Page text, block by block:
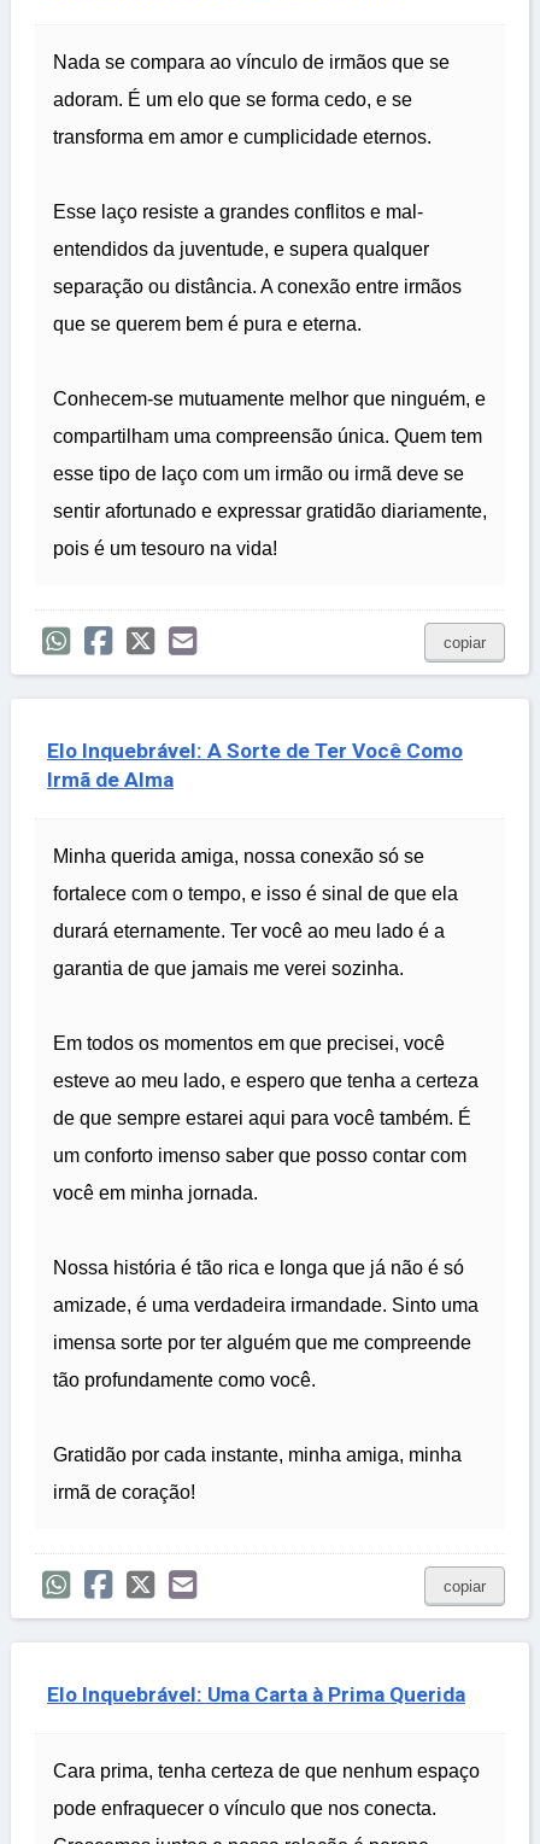
Nada se compara ao vínculo de irmãos que se
adoram. É um elo que se forma cedo, e se
transforma em amor e cumplicidade eternos.
Esse laço resiste a grandes conflitos e mal-
entendidos da juventude, e supera qualquer
separação ou distância. A conexão entre irmãos
que se querem bem é pura e eterna.
Conhecem-se mutuamente melhor que ninguém, e
compartilham uma compreensão única. Quem tem
esse tipo de laço com um irmão ou irmã deve se
sentir afortunado e expressar gratidão diariamente,
pois é um tesouro na vida!
copiar
Elo Inquebrável: A Sorte de Ter Você Como
Irmã de Alma
Minha querida amiga, nossa conexão só se
fortalece com o tempo, e isso é sinal de que ela
durará eternamente. Ter você ao meu lado é a
garantia de que jamais me verei sozinha.
Em todos os momentos em que precisei, você
esteve ao meu lado, e espero que tenha a certeza
de que sempre estarei aqui para você também. É
um conforto imenso saber que posso contar com
você em minha jornada.
Nossa história é tão rica e longa que já não é só
amizade, é uma verdadeira irmandade. Sinto uma
imensa sorte por ter alguém que me compreende
tão profundamente como você.
Gratidão por cada instante, minha amiga, minha
irmã de coração!
copiar
Elo Inquebrável: Uma Carta à Prima Querida
Cara prima, tenha certeza de que nenhum espaço
pode enfraquecer o vínculo que nos conecta.